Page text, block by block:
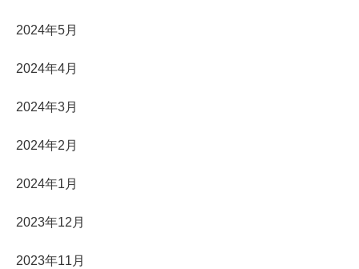
2024年5月
2024年4月
2024年3月
2024年2月
2024年1月
2023年12月
2023年11月